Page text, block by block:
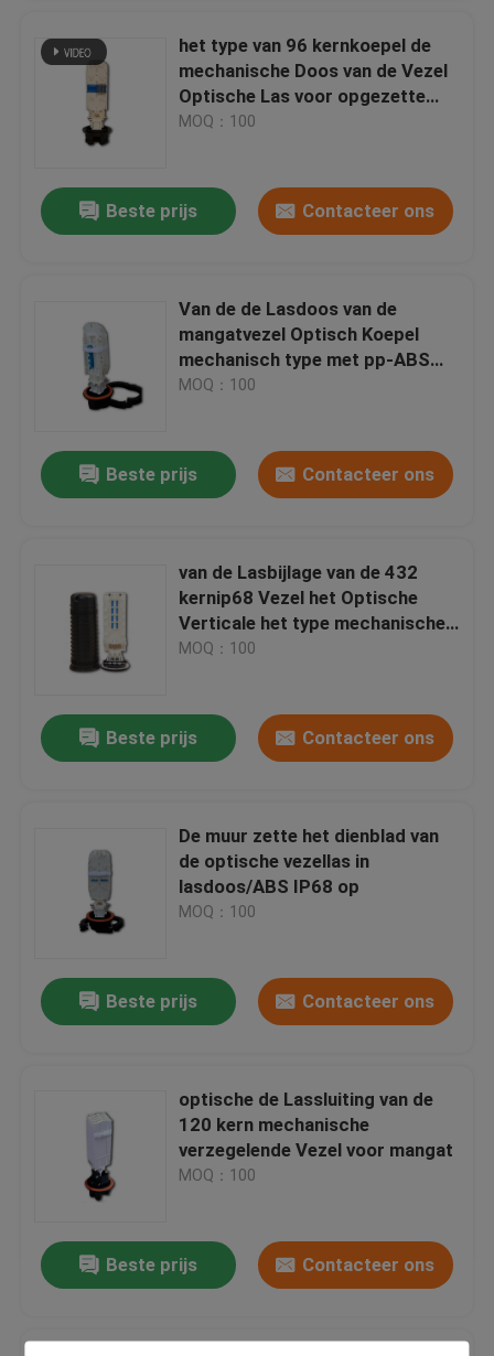
Huis
Ongeveer ons
Kwaliteitscontrole
Fiber Optic Splice Sluiting
Koepel Fiber Optic Splice Sluiting
Vezel Optische Gezamenlijke Sluiting
Fiber Optic splice vak
Fiber Optic Terminal Box
Pool zet Steun op
de muur zet vezelbijlage op
De Sluiting van de gelverbinding
Het Dienblad van de vezellas
Vezel Optische Opslag
het type van 96 kernkoepel de
mechanische Doos van de Vezel
Optische Las voor opgezette
Muur
MOQ：100
Beste prijs Contacteer ons
Van de de Lasdoos van de
mangatvezel Optisch Koepel
mechanisch type met pp-ABS
IP68
MOQ：100
Beste prijs Contacteer ons
van de Lasbijlage van de 432
kernip68 Vezel het Optische
Verticale het type mechanische
verzegelen
MOQ：100
Beste prijs Contacteer ons
De muur zette het dienblad van
de optische vezellas in
lasdoos/ABS IP68 op
MOQ：100
Beste prijs Contacteer ons
optische de Lassluiting van de
120 kern mechanische
verzegelende Vezel voor mangat
MOQ：100
Beste prijs Contacteer ons